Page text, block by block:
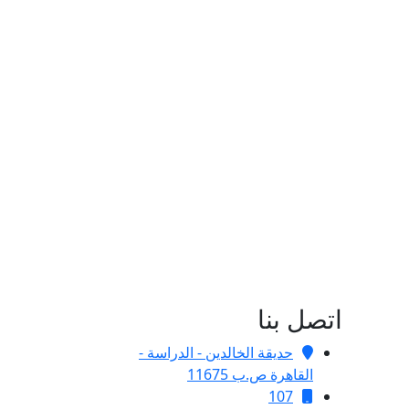
اتصل بنا
حديقة الخالدين - الدراسة -
القاهرة ص.ب 11675
107